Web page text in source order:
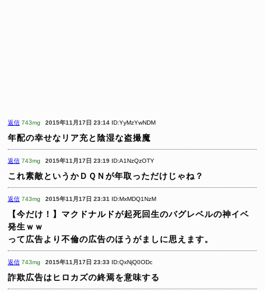
返信 743mg 2015年11月17日 23:14 ID:YyMzYwNDM
年配の幸せなリア充と陰湿な盗撮魔
返信 743mg 2015年11月17日 23:19 ID:A1NzQzOTY
これ素敵というかＤＱＮが年取っただけじゃね？
返信 743mg 2015年11月17日 23:31 ID:MxMDQ1NzM
【今だけ！】マクドナルドが起死回生のバグレベルの神イベ
発生ｗｗ
って広告より不倫の広告のほうがましに思えます。
返信 743mg 2015年11月17日 23:33 ID:QxNjQ0ODc
詐欺広告はヒロカズの終焉を意味する